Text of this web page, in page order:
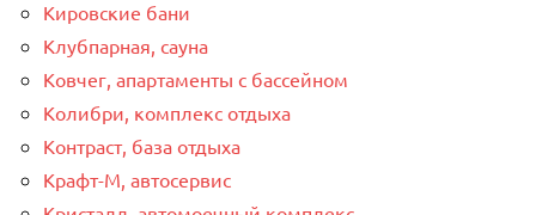
Кировские бани
Клубпарная, сауна
Ковчег, апартаменты с бассейном
Колибри, комплекс отдыха
Контраст, база отдыха
Крафт-М, автосервис